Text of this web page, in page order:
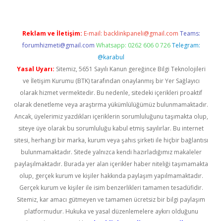
Reklam ve İletişim: E-mail: backlinkpaneli@gmail.com Teams:
forumhizmeti@gmail.com Whatsapp: 0262 606 0 726 Telegram:
@karabul
Yasal Uyarı: Sitemiz, 5651 Sayılı Kanun gereğince Bilgi Teknolojileri
ve İletişim Kurumu (BTK) tarafından onaylanmış bir Yer Sağlayıcı
olarak hizmet vermektedir. Bu nedenle, sitedeki içerikleri proaktif
olarak denetleme veya araştırma yükümlülüğümüz bulunmamaktadır.
Ancak, üyelerimiz yazdıkları içeriklerin sorumluluğunu taşımakta olup,
siteye üye olarak bu sorumluluğu kabul etmiş sayılırlar. Bu internet
sitesi, herhangi bir marka, kurum veya şahıs şirketi ile hiçbir bağlantısı
bulunmamaktadır. Sitede yalnızca kendi hazırladığımız makaleler
paylaşılmaktadır. Burada yer alan içerikler haber niteliği taşımamakta
olup, gerçek kurum ve kişiler hakkında paylaşım yapılmamaktadır.
Gerçek kurum ve kişiler ile isim benzerlikleri tamamen tesadüfidir.
Sitemiz, kar amacı gütmeyen ve tamamen ücretsiz bir bilgi paylaşım
platformudur. Hukuka ve yasal düzenlemelere aykırı olduğunu